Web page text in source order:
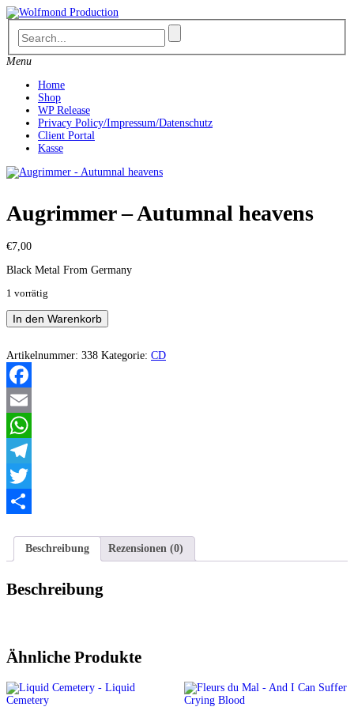
Skip
to
content
Menu
Home
Shop
WP Release
Privacy Policy/Impressum/Datenschutz
Client Portal
Kasse
Augrimmer – Autumnal heavens
€7,00
Black Metal From Germany
1 vorrätig
Augrimmer
-
heavens
Menge
In den Warenkorb
Artikelnummer: 338 Kategorie: CD
Facebook
Email
WhatsApp
Telegram
Twitter
Beschreibung
Rezensionen (0)
Beschreibung
Ähnliche Produkte